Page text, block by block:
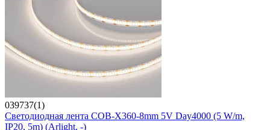
039737(1)
Светодиодная лента COB-X360-8mm 5V Day4000 (5 W/m,
IP20, 5m) (Arlight, -)